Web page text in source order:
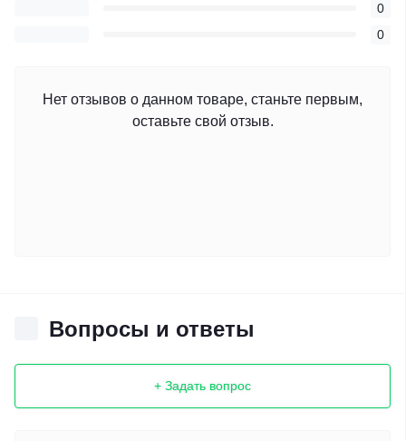
0
0
Нет отзывов о данном товаре, станьте первым,
оставьте свой отзыв.
Вопросы и ответы
+ Задать вопрос